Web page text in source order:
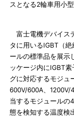
スとなる2輪車用小
富士電機デバイス
タに用いるIGBT（
ールの標準品を展示
ッケージ内にIGBT
グに対応するモジュ
600V/600A、1200V/
当するモジュールの
態を検知する温度検